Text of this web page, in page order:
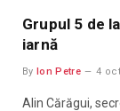
Grupul 5 de
iarnă
By Ion Petre 4
Alin Cărăgui,